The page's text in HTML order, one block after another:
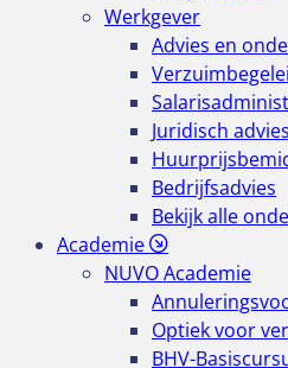
Werkgever
Advies en
Juridisch advies
Bedrijfsadvies
Bekijk alle
Academie
NUVO Academie
Optiek voor
BHV-